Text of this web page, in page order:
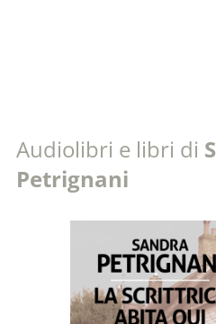
Audiolibri e libri di
Petrignani